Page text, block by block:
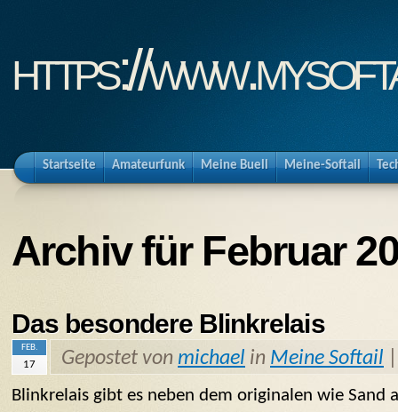
https://
Startseite Amateurfunk Meine Buell Meine-Softail
Archiv für Februar
Das besondere Blinkrelais
FEB.
17 Gepostet von michael in Meine Softail
Blinkrelais gibt es neben dem originalen wie Sand